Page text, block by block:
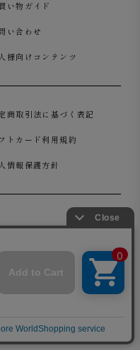
い物ガイド
い合わせ
様向けコンテンツ
商取引法に基づく表記
トカード利用規約
情報保護方針
る SOLVE